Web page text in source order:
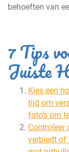
behoeften van
7 Tips
Juiste
Kies een
tijd om
foto’s om
Controleer
verbiedt of